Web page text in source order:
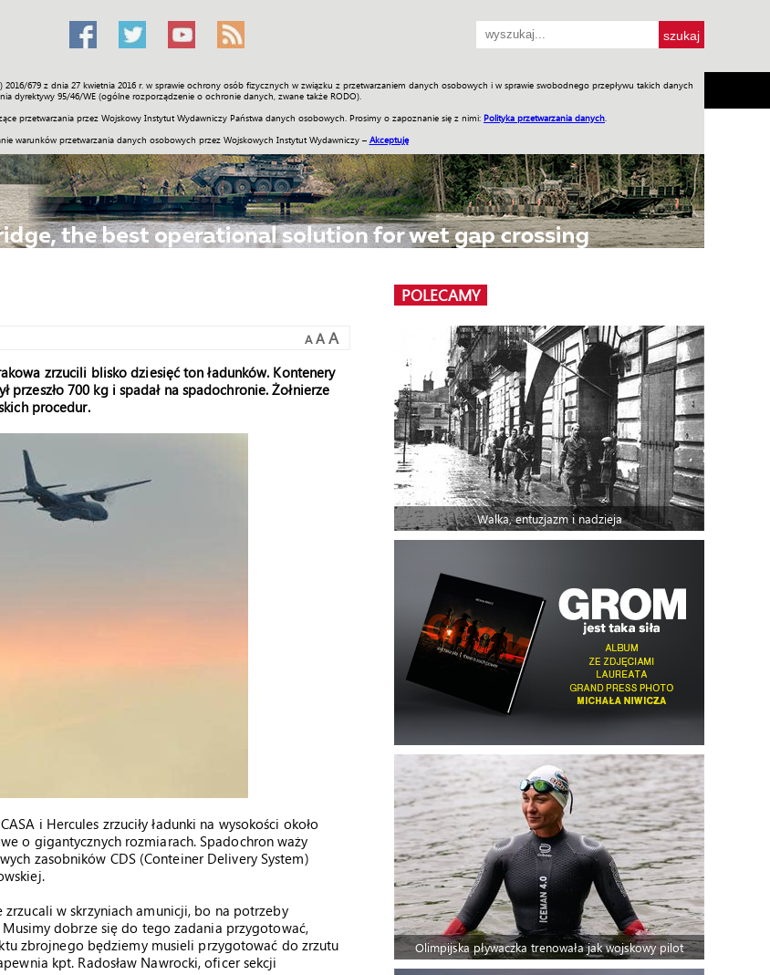
679 z dnia 27 kwietnia 2016 r. w sprawie ochrony osób fizycznych w związku z przetwarzaniem danych osobowych i w sprawie swobodnego przepływu takich danych
dyrektywy 95/46/WE (ogólne rozporządzenie o ochronie danych, zwane także RODO).
przetwarzania przez Wojskowy Instytut Wydawniczy Państwa danych osobowych. Prosimy o zapoznanie się z nimi: Polityka przetwarzania danych
warunków przetwarzania danych osobowych przez Wojskowych Instytut Wydawniczy – Akceptuję
Społeczność Sport Historia Galerie Wideo ENGLISH SKLEP Jednodniówki Praca w WIW
A A A
zrzucili blisko dziesięć ton ładunków. Kontenery
przeszło 700 kg i spadał na spadochronie. Żołnierze
procedur.
i Hercules zrzuciły ładunki na wysokości około
o gigantycznych rozmiarach. Spadochron waży
zasobników CDS (Conteiner Delivery System)
w skrzyniach amunicji, bo na potrzeby
dobrze się do tego zadania przygotować,
zbrojnego będziemy musieli przygotować do zrzutu
kpt. Radosław Nawrocki, oficer sekcji
POLECAMY
Walka, entuzjazm i nadzieja
Olimpijska pływaczka trenowała jak wojskowy pilot